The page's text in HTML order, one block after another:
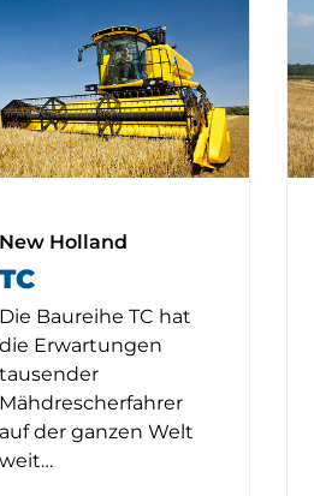
New Holland
TC
Die Baureihe TC hat
die Erwartungen
tausender
Mähdrescherfahrer
auf der ganzen Welt
weit…